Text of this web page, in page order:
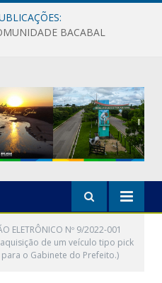
BACABAL
ELETRÔNICO Nº 9/2022-001
de um veículo tipo pick
o Gabinete do Prefeito.)